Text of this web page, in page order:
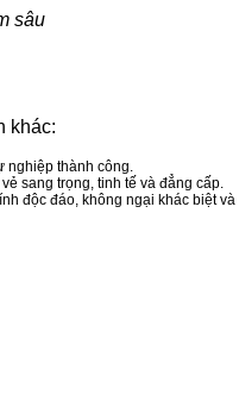
sâu
khác:
nghiệp thành công.
sang trọng, tinh tế và đẳng cấp.
độc đáo, không ngại khác biệt